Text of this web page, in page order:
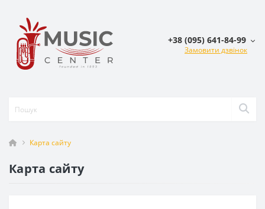
+38 (095) 641-84-99
Замовити дзвінок
Карта сайту
Карта сайту